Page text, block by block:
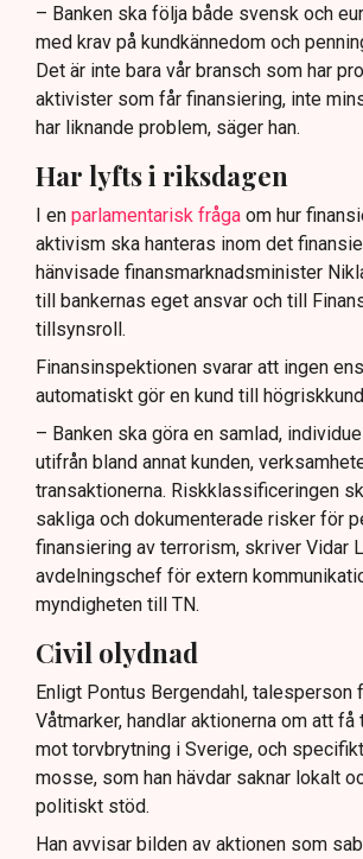
– Banken ska följa både svensk och
med krav på kundkännedom och
Det är inte bara vår bransch som har
aktivister som får finansiering, inte
har liknande problem, säger han.
Har lyfts i riksdagen
I en parlamentarisk fråga om hur
aktivism ska hanteras inom det
hänvisade finansmarknadsminister
till bankernas eget ansvar och till
tillsynsroll.
Finansinspektionen svarar att ingen
automatiskt gör en kund till
– Banken ska göra en samlad,
utifrån bland annat kunden,
transaktionerna. Riskklassificeringen
sakliga och dokumenterade risker för
finansiering av terrorism, skriver Vidar
avdelningschef för extern
myndigheten till TN.
Civil olydnad
Enligt Pontus Bergendahl, talesperson
Våtmarker, handlar aktionerna om att
mot torvbrytning i Sverige, och
mosse, som han hävdar saknar lokalt
politiskt stöd.
Han avvisar bilden av aktionen som